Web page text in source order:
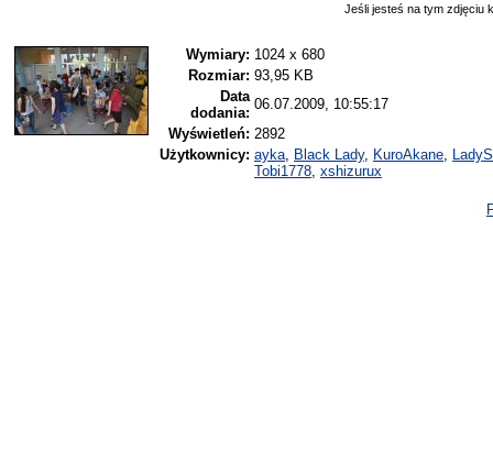
Jeśli jesteś na tym zdjęciu
Wymiary: 1024 x 680
Rozmiar: 93,95 KB
Data
dodania:
06.07.2009, 10:55:17
Wyświetleń: 2892
Użytkownicy: ayka Black Lady, KuroAkane
Tobi1778 xshizurux